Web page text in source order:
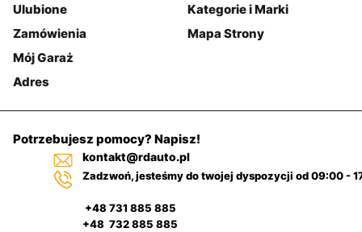
Ulubione
Zamówienia
Mój Garaż
Adres
Kategorie i Marki
Mapa Strony
Potrzebujesz pomocy? Napisz!
kontakt@rdauto.pl
Zadzwoń, jesteśmy do twojej dyspozycji od 09:00 -
+48 731 885 885
+48 732 885 885